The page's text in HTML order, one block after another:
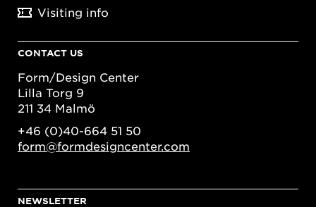
Visiting info
CONTACT US
Form/Design Center
Lilla Torg 9
211 34 Malmö
+46 (0)40-664 51 50
form@formdesigncenter.com
NEWSLETTER